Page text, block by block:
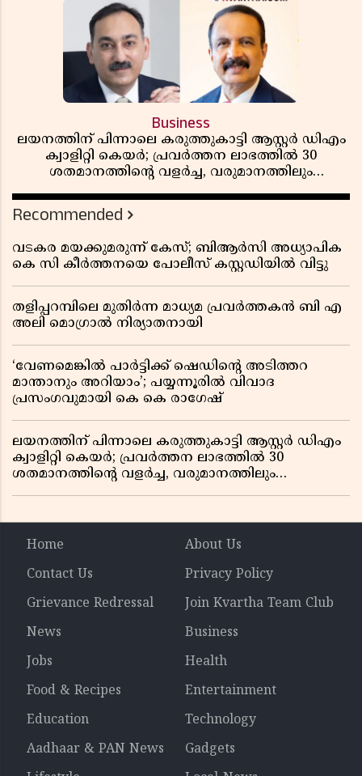
Business
ലയനത്തിന് പിന്നാലെ കരുത്തുകാട്ടി ആസ്റ്റർ ഡിഎം
ക്വാളിറ്റി കെയർ; പ്രവർത്തന ലാഭത്തിൽ 30
ശതമാനത്തിൻ്റെ വളർച്ച, വരുമാനത്തിലും
റിപ്പോർട്ട് പുറത്ത്
Recommended
വടകര മയക്കുമരുന്ന് കേസ്; ബിആർസി അധ്യാപിക
കെ സി കീർത്തനയെ പോലീസ് കസ്റ്റഡിയിൽ വിട്ടു
തളിപ്പറമ്പിലെ മുതിർന്ന മാധ്യമ പ്രവർത്തകൻ ബി എ
അലി മൊഗ്രാൽ നിര്യാതനായി
‘വേണമെങ്കിൽ പാർട്ടിക്ക് ഷെഡിൻ്റെ അടിത്തറ
മാന്താനും അറിയാം’; പയ്യന്നൂരിൽ വിവാദ
പ്രസംഗവുമായി കെ കെ രാഗേഷ്
ലയനത്തിന് പിന്നാലെ കരുത്തുകാട്ടി ആസ്റ്റർ ഡിഎം
ക്വാളിറ്റി കെയർ; പ്രവർത്തന ലാഭത്തിൽ 30
ശതമാനത്തിൻ്റെ വളർച്ച, വരുമാനത്തിലും
Home
About Us
Contact Us
Privacy Policy
Grievance Redressal
Join Kvartha Team Club
News
Business
Jobs
Health
Food & Recipes
Entertainment
Education
Technology
Aadhaar & PAN News
Gadgets